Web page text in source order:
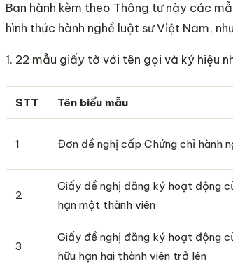
Ban hành kèm theo Thông tư này các
hình thức hành nghề luật sư Việt Nam,
1. 22 mẫu giấy tờ với tên gọi và ký hiệu
STT Tên biểu mẫu
1 Đơn đề nghị cấp Chứng chỉ hành
2
Giấy đề nghị đăng ký hoạt động
hạn một thành viên
3
Giấy đề nghị đăng ký hoạt động
hữu hạn hai thành viên trở lên